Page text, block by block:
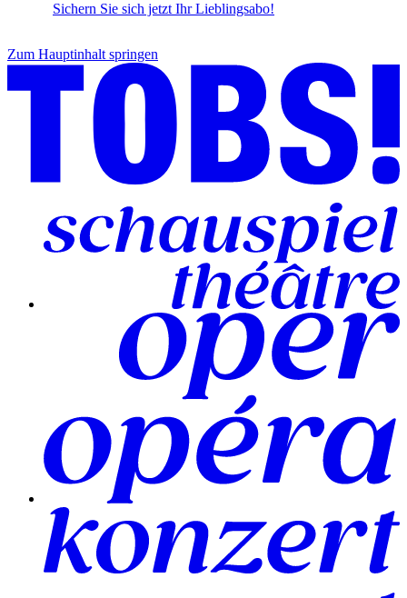
Sichern Sie sich jetzt Ihr Lieblingsabo!
Zum Hauptinhalt springen